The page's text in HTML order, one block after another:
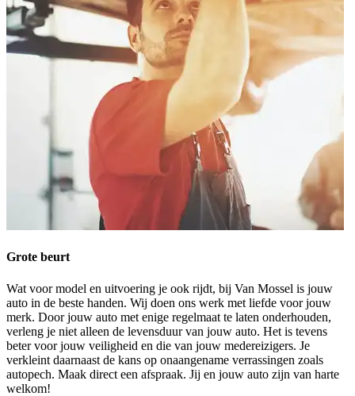
Grote beurt
Wat voor model en uitvoering je ook rijdt, bij Van Mossel is jouw
auto in de beste handen. Wij doen ons werk met liefde voor jouw
merk. Door jouw auto met enige regelmaat te laten onderhouden,
verleng je niet alleen de levensduur van jouw auto. Het is tevens
beter voor jouw veiligheid en die van jouw medereizigers. Je
verkleint daarnaast de kans op onaangename verrassingen zoals
autopech. Maak direct een afspraak. Jij en jouw auto zijn van harte
welkom!